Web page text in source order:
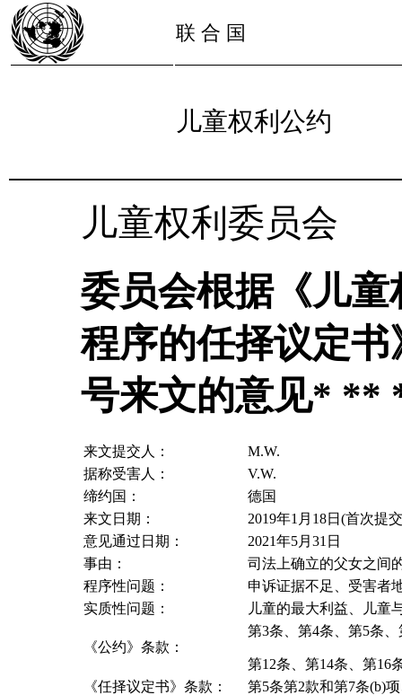
联 合 国
儿童权利公约
儿童权利委员会
委员会根据《儿
程序的任择议定书
号来文的意见* **
来文提交人：
M.W.
据称受害人：
V.W.
缔约国：
德国
来文日期：
2019年1月18日(首次提
意见通过日期：
2021年5月31日
事由：
司法上确立的父女之间
程序性问题：
申诉证据不足、受害者
实质性问题：
儿童的最大利益、儿童
《公约》条款：
第3条、第4条、第5条
第12条、第14条、第16
《任择议定书》条款：
第5条第2款和第7条(b)